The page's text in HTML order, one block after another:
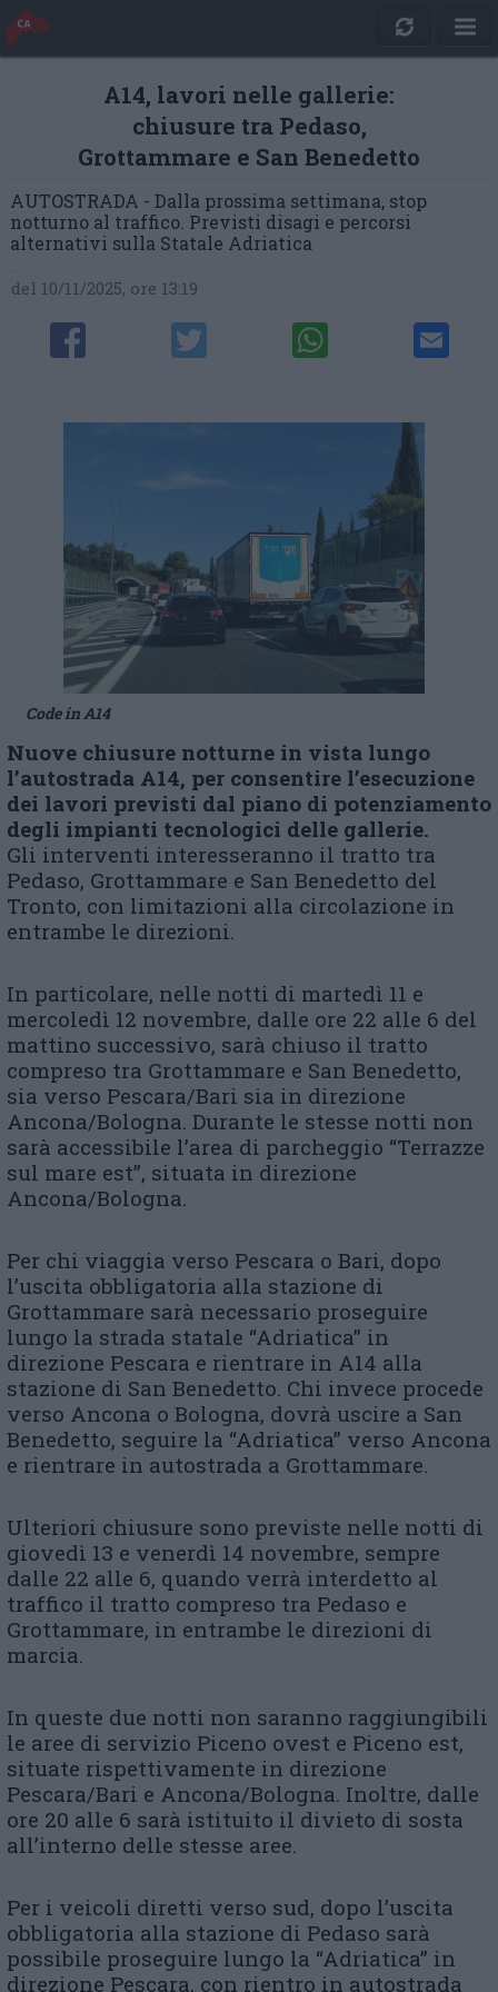
A14, lavori nelle gallerie:
chiusure tra Pedaso,
Grottammare e San Benedetto
AUTOSTRADA - Dalla prossima settimana, stop
notturno al traffico. Previsti disagi e percorsi
alternativi sulla Statale Adriatica
del 10/11/2025, ore 13:19
Code in A14
Nuove chiusure notturne in vista lungo
l’autostrada A14, per consentire l’esecuzione
dei lavori previsti dal piano di potenziamento
degli impianti tecnologici delle gallerie.
Gli interventi interesseranno il tratto tra
Pedaso, Grottammare e San Benedetto del
Tronto, con limitazioni alla circolazione in
entrambe le direzioni.
In particolare, nelle notti di martedì 11 e
mercoledì 12 novembre, dalle ore 22 alle 6 del
mattino successivo, sarà chiuso il tratto
compreso tra Grottammare e San Benedetto,
sia verso Pescara/Bari sia in direzione
Ancona/Bologna. Durante le stesse notti non
sarà accessibile l’area di parcheggio “Terrazze
sul mare est”, situata in direzione
Ancona/Bologna.
Per chi viaggia verso Pescara o Bari, dopo
l’uscita obbligatoria alla stazione di
Grottammare sarà necessario proseguire
lungo la strada statale “Adriatica” in
direzione Pescara e rientrare in A14 alla
stazione di San Benedetto. Chi invece procede
verso Ancona o Bologna, dovrà uscire a San
Benedetto, seguire la “Adriatica” verso Ancona
e rientrare in autostrada a Grottammare.
Ulteriori chiusure sono previste nelle notti di
giovedì 13 e venerdì 14 novembre, sempre
dalle 22 alle 6, quando verrà interdetto al
traffico il tratto compreso tra Pedaso e
Grottammare, in entrambe le direzioni di
marcia.
In queste due notti non saranno raggiungibili
le aree di servizio Piceno ovest e Piceno est,
situate rispettivamente in direzione
Pescara/Bari e Ancona/Bologna. Inoltre, dalle
ore 20 alle 6 sarà istituito il divieto di sosta
all’interno delle stesse aree.
Per i veicoli diretti verso sud, dopo l’uscita
obbligatoria alla stazione di Pedaso sarà
possibile proseguire lungo la “Adriatica” in
direzione Pescara, con rientro in autostrada